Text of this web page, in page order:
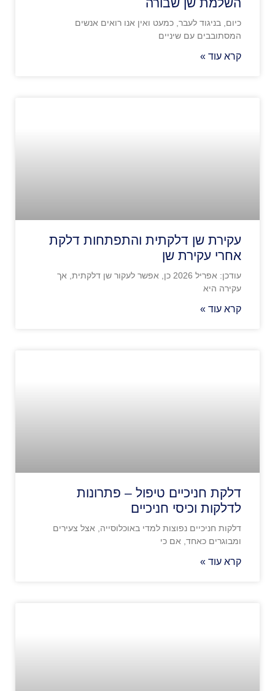
כיום, בניגוד לעבר, כמעט ואין אנו רואים אנשים
המסתובבים עם שיניים
קרא עוד »
עקירת שן דלקתית והתפתחות דלקת
אחרי עקירת שן
עודכן: אפריל 2026 כן, אפשר לעקור שן דלקתית, אך
עקירה היא
קרא עוד »
דלקת חניכיים טיפול – פתרונות
לדלקות וכיסי חניכיים
דלקות חניכיים נפוצות למדי באוכלוסייה, אצל צעירים
ומבוגרים כאחד, אם כי
קרא עוד »